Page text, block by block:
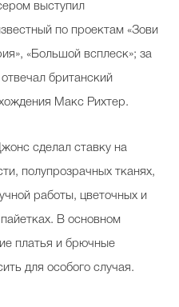
выступил
по проектам «Зови
«Большой всплеск»; за
британский
Макс Рихтер.
сделал ставку на
полупрозрачных тканях,
работы, цветочных и
В основном
платья и брючные
для особого случая.